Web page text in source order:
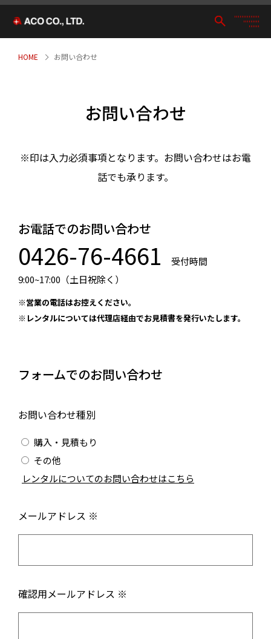
HOME お問い合わせ
お問い合わせ
※印は入力必須事項となります。お問い合わせはお電
話でも承ります。
お電話でのお問い合わせ
0426-76-4661
受付時間
9:00~17:00（土日祝除く）
※営業の電話はお控えください。
※レンタルについては代理店経由でお見積書を発行いたします。
フォームでのお問い合わせ
お問い合わせ種別
購入・見積もり
その他
レンタルについてのお問い合わせはこちら
メールアドレス ※
確認用メールアドレス ※